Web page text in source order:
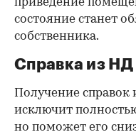
состояние станет
собственника.
Справка из
Получение справок
исключит
но поможет его